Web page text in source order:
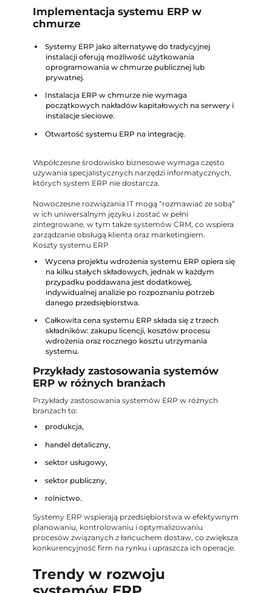
Implementacja systemu ERP w
chmurze
Systemy ERP jako alternatywę do tradycyjnej
instalacji oferują możliwość użytkowania
oprogramowania w chmurze publicznej lub
prywatnej.
Instalacja ERP w chmurze nie wymaga
początkowych nakładów kapitałowych na serwery i
instalacje sieciowe.
Otwartość systemu ERP na integrację.
Współczesne środowisko biznesowe wymaga często
używania specjalistycznych narzędzi informatycznych,
których system ERP nie dostarcza.
Nowoczesne rozwiązania IT mogą “rozmawiać ze sobą”
w ich uniwersalnym języku i zostać w pełni
zintegrowane, w tym także systemów CRM, co wspiera
zarządzanie obsługą klienta oraz marketingiem.
Koszty systemu ERP
Wycena projektu wdrożenia systemu ERP opiera się
na kilku stałych składowych, jednak w każdym
przypadku poddawana jest dodatkowej,
indywidualnej analizie po rozpoznaniu potrzeb
danego przedsiębiorstwa.
Całkowita cena systemu ERP składa się z trzech
składników: zakupu licencji, kosztów procesu
wdrożenia oraz rocznego kosztu utrzymania
systemu.
Przykłady zastosowania systemów
ERP w różnych branżach
Przykłady zastosowania systemów ERP w różnych
branżach to:
produkcja,
handel detaliczny,
sektor usługowy,
sektor publiczny,
rolnictwo.
Systemy ERP wspierają przedsiębiorstwa w efektywnym
planowaniu, kontrolowaniu i optymalizowaniu
procesów związanych z łańcuchem dostaw, co zwiększa
konkurencyjność firm na rynku i upraszcza ich operacje.
Trendy w rozwoju